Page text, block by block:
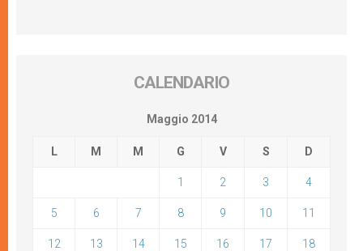
CALENDARIO
Maggio 2014
L M M G V S D
1 2 3 4
5 6 7 8 9 10 11
12 13 14 15 16 17 18